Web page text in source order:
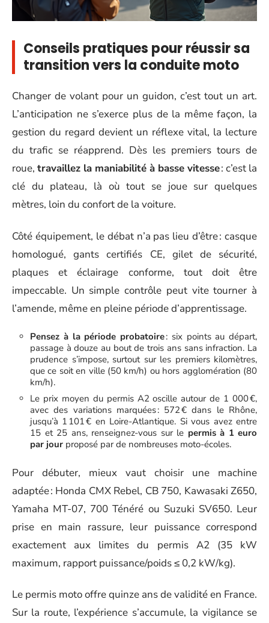
Conseils pratiques pour réussir sa
transition vers la conduite moto
Changer de volant pour un guidon, c’est tout un art.
L’anticipation ne s’exerce plus de la même façon, la
gestion du regard devient un réflexe vital, la lecture
du trafic se réapprend. Dès les premiers tours de
roue, travaillez la maniabilité à basse vitesse: c’est la
clé du plateau, là où tout se joue sur quelques
mètres, loin du confort de la voiture.
Côté équipement, le débat n’a pas lieu d’être : casque
homologué, gants certifiés CE, gilet de sécurité,
plaques et éclairage conforme, tout doit être
impeccable. Un simple contrôle peut vite tourner à
l’amende, même en pleine période d’apprentissage.
Pensez à la période probatoire: six points au départ,
passage à douze au bout de trois ans sans infraction. La
prudence s’impose, surtout sur les premiers kilomètres,
que ce soit en ville (50 km/h) ou hors agglomération (80
km/h).
Le prix moyen du permis A2 oscille autour de 1 000 €,
avec des variations marquées : 572 € dans le Rhône,
jusqu’à 1 101 € en Loire-Atlantique. Si vous avez entre
15 et 25 ans, renseignez-vous sur le permis à 1 euro
par jour proposé par de nombreuses moto-écoles.
Pour débuter, mieux vaut choisir une machine
adaptée : Honda CMX Rebel, CB 750, Kawasaki Z650,
Yamaha MT-07, 700 Ténéré ou Suzuki SV650. Leur
prise en main rassure, leur puissance correspond
exactement aux limites du permis A2 (35 kW
maximum, rapport puissance/poids ≤ 0,2 kW/kg).
Le permis moto offre quinze ans de validité en France.
Sur la route, l’expérience s’accumule, la vigilance se